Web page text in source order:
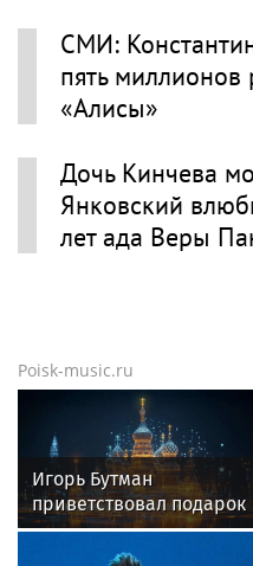
СМИ:
пять миллионов
«Алисы»
Дочь Кинчева
Янковский
лет ада Веры
Poisk-music.ru
Игорь Бутман
приветствовал подарок
квартиры артистке